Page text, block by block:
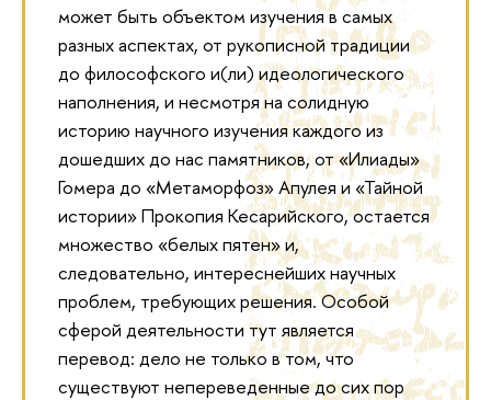
может быть объектом изучения в самых
разных аспектах, от рукописной традиции
до философского и(ли) идеологического
наполнения, и несмотря на солидную
историю научного изучения каждого из
дошедших до нас памятников, от «Илиады»
Гомера до «Метаморфоз» Апулея и «Тайной
истории» Прокопия Кесарийского, остается
множество «белых пятен» и,
следовательно, интереснейших научных
проблем, требующих решения. Особой
сферой деятельности тут является
перевод: дело не только в том, что
существуют непереведенные до сих пор